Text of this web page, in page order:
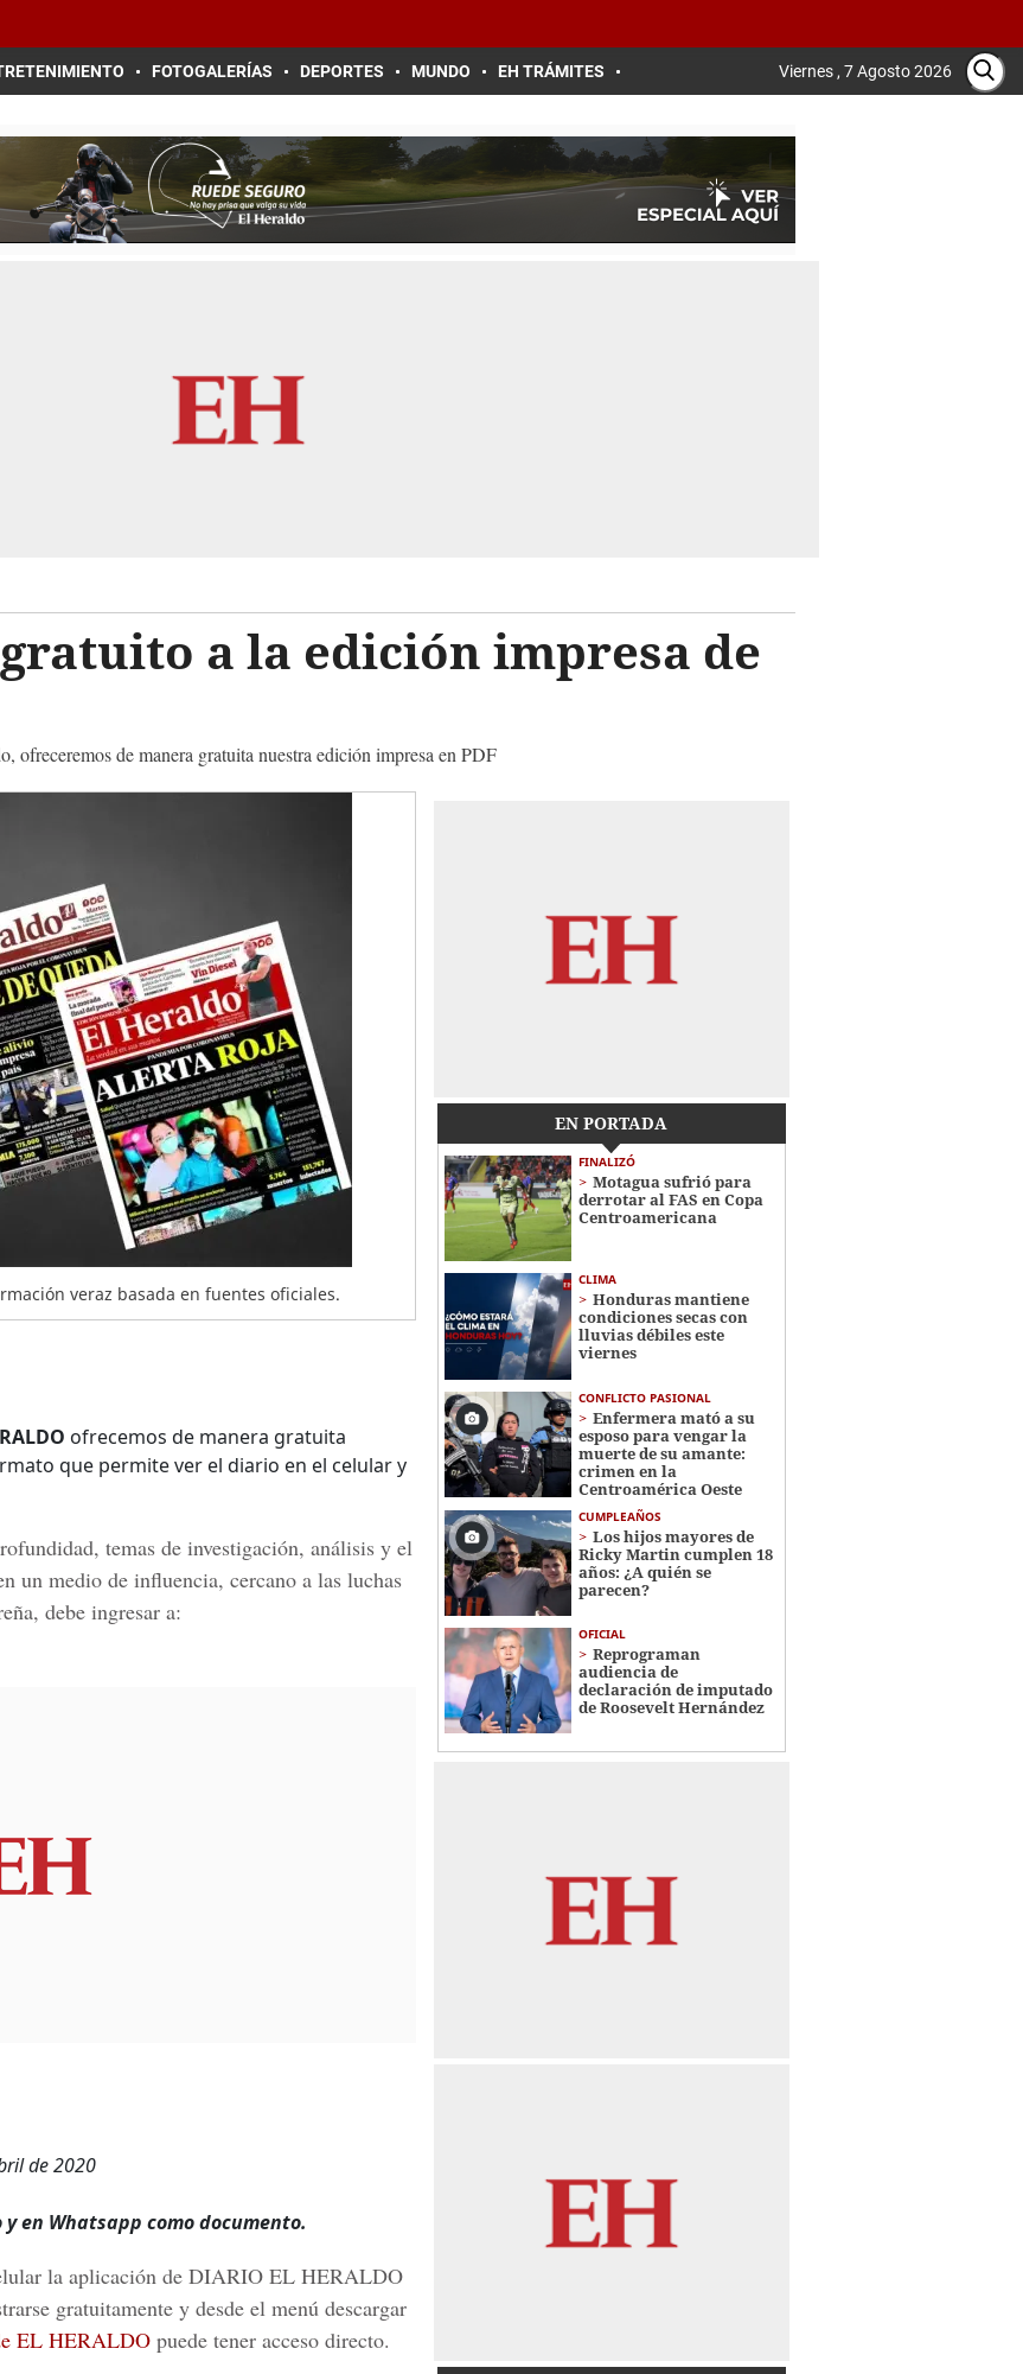
FOTOGALERÍAS DEPORTES MUNDO EH TRÁMITES Viernes , 7 Agosto 2026
a la edición impresa de
ofreceremos de manera gratuita nuestra edición impresa en PDF
veraz basada en fuentes oficiales.
ofrecemos de manera gratuita
que permite ver el diario en el celular y
temas de investigación, análisis y el
un medio de influencia, cercano a las luchas
debe ingresar a:
de 2020
en Whatsapp como documento.
la aplicación de DIARIO EL HERALDO
gratuitamente y desde el menú descargar
EL HERALDO puede tener acceso directo.
EN PORTADA
FINALIZÓ
Motagua sufrió para
derrotar al FAS en Copa
Centroamericana
CLIMA
Honduras mantiene
condiciones secas con
lluvias débiles este
viernes
CONFLICTO PASIONAL
Enfermera mató a su
esposo para vengar la
muerte de su amante:
crimen en la
Centroamérica Oeste
CUMPLEAÑOS
Los hijos mayores de
Ricky Martin cumplen 18
años: ¿A quién se
parecen?
OFICIAL
Reprograman
audiencia de
declaración de imputado
de Roosevelt Hernández